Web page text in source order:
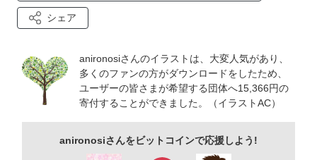
うれしいです。
シェア
anironosiさんのイラストは、大変人気があり、
多くのファンの方がダウンロードをしたため、
ユーザーの皆さまが希望する団体へ15,366円の
寄付することができました。（イラストAC）
anironosiさんをビットコインで応援しよう!